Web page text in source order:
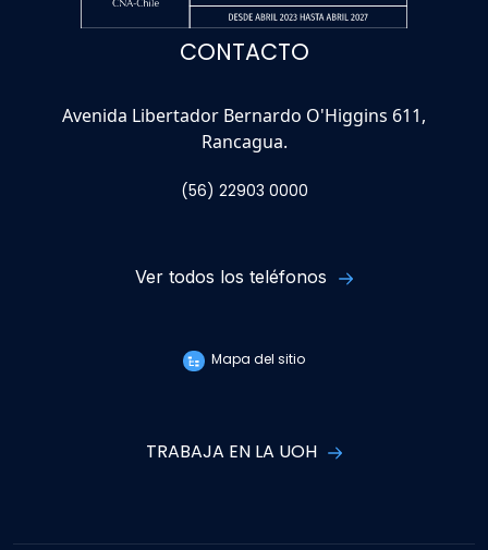
CONTACTO
Avenida Libertador Bernardo O'Higgins 611,
Rancagua.
(56) 22903 0000
Ver todos los teléfonos
Mapa del sitio
TRABAJA EN LA UOH